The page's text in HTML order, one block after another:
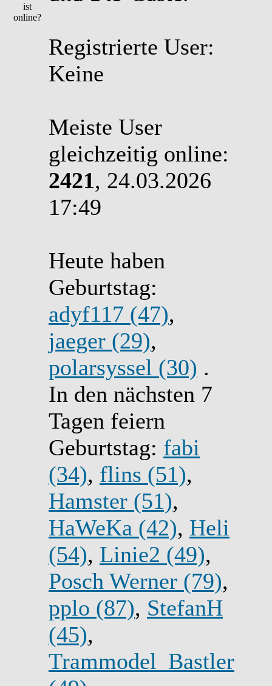
Registrierte User:
Keine
Meiste User
gleichzeitig online:
2421, 24.03.2026
17:49
Heute haben
Geburtstag:
adyf117 (47),
jaeger (29),
polarsyssel (30) .
In den nächsten 7
Tagen feiern
Geburtstag: fabi
(34), flins (51),
Hamster (51),
HaWeKa (42), Heli
(54), Linie2 (49),
Posch Werner (79),
pplo (87), StefanH
(45),
Trammodel_Bastler